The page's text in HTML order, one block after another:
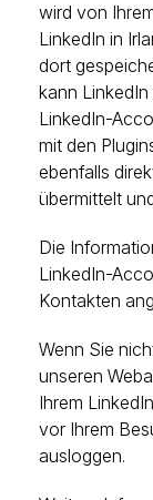
wird von
LinkedIn in
dort
kann
LinkedIn-
mit den
ebenfalls
übermittelt
Die
LinkedIn-
Kontakten
Wenn Sie
unseren
Ihrem
vor Ihrem
ausloggen.